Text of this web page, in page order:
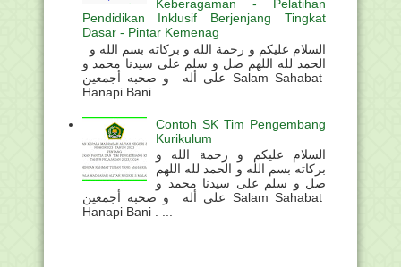
Keberagaman - Pelatihan
Pendidikan Inklusif Berjenjang Tingkat
Dasar - Pintar Kemenag
الحمد لله اللهم صل و سلم على سيدنا محمد و
على أله و صحبه أجمعين Salam Sahabat
Hanapi Bani ....
Contoh SK Tim Pengembang
Kurikulum
السلام عليكم و رحمة الله و
بركاته بسم الله و الحمد لله اللهم
صل و سلم على سيدنا محمد و
على أله و صحبه أجمعين Salam Sahabat
Hanapi Bani . ...